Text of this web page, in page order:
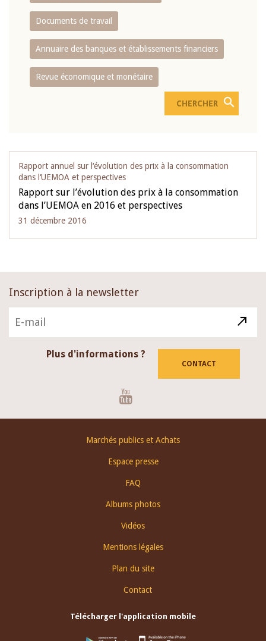
Documents de travail
Annuaire des banques et établissements financiers
Revue économique et monétaire
Rapport annuel sur l‘évolution des prix à la consommation
dans l‘UEMOA et perspectives
Rapport sur l’évolution des prix à la consommation
dans l’UEMOA en 2016 et perspectives
31 décembre 2016
Inscription à la newsletter
Plus d'informations ?
CONTACT
Marchés publics et Achats
Espace presse
FAQ
Albums photos
Vidéos
Mentions légales
Plan du site
Contact
Télécharger l'application mobile